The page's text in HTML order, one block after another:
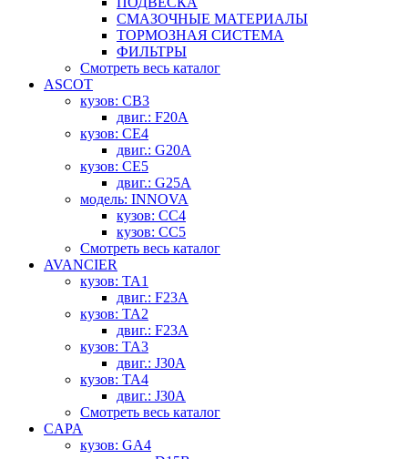
СМАЗОЧНЫЕ МАТЕРИАЛЫ
ТОРМОЗНАЯ СИСТЕМА
ФИЛЬТРЫ
Смотреть весь каталог
ASCOT
кузов: CB3
двиг.: F20A
кузов: CE4
двиг.: G20A
кузов: CE5
двиг.: G25A
модель: INNOVA
кузов: CC4
кузов: CC5
Смотреть весь каталог
AVANCIER
кузов: TA1
двиг.: F23A
кузов: TA2
двиг.: F23A
кузов: TA3
двиг.: J30A
кузов: TA4
двиг.: J30A
Смотреть весь каталог
CAPA
кузов: GA4